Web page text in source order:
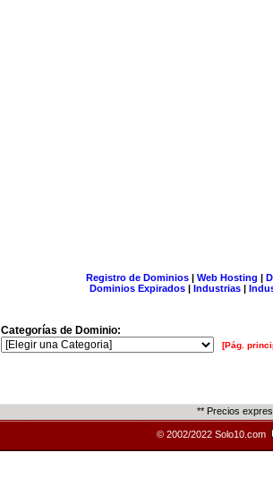
Registro de Dominios| Web Hosting |
Dominios Expirados | Industrias |
Categorías de Dominio:
[Pág.
** Precios
© 2002/2022 Solo10.com